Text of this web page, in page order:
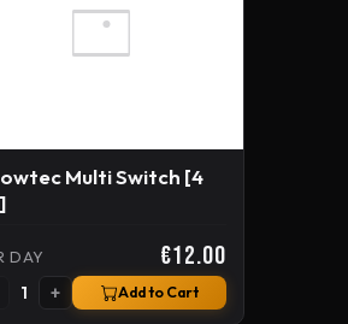
Multi Switch [4
DAY €12.00
1 + Add to Cart